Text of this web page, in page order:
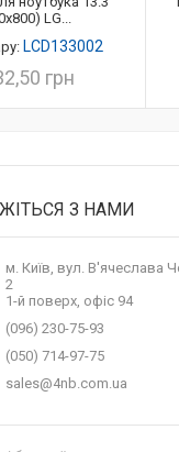
LG...
LCD133002
грн
З НАМИ
м. Київ, вул. В'ячеслава
2
1-й поверх, офіс 94
(096) 230-75-93
(050) 714-97-75
sales@4nb.com.ua